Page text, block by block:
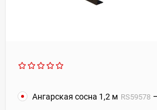
Ангарская сосна 1,2 м RS59578